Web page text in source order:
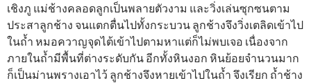
เชิงภู แม่ช้างคลอดลูกเป็นพลายตัวงาม และวิ่งเล่นซุกซนตาม
ประสาลูกช้าง จนแตกตื่นไปทั้งกระบวน ลูกช้างจึงวิ่งเตลิดเข้าไป
ในถ้ำ หมอควาญจุดไต้เข้าไปตามหาแต่ก็ไม่พบเจอ เนื่องจาก
ภายในถ้ำมีพื้นที่ต่างระดับกัน อีกทั้งหินงอก หินย้อยจำนวนมาก
ก็เป็นม่านพรางเอาไว้ ลูกช้างจึงหายเข้าไปในถ้ำ จึงเรียก ถ้ำช้าง